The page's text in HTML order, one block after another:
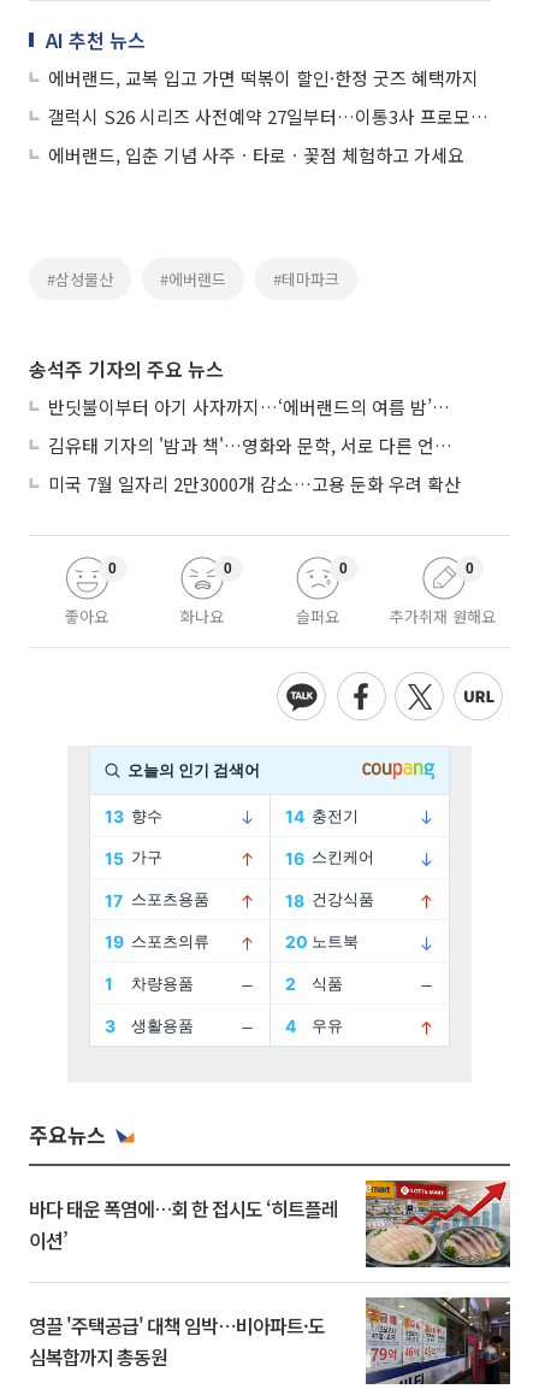
AI 추천 뉴스
에버랜드, 교복 입고 가면 떡볶이 할인·한정 굿즈 혜택까지
갤럭시 S26 시리즈 사전예약 27일부터…이통3사 프로모션 경쟁
에버랜드, 입춘 기념 사주ㆍ타로ㆍ꽃점 체험하고 가세요
#삼성물산 #에버랜드 #테마파크
송석주 기자의 주요 뉴스
반딧불이부터 아기 사자까지…‘에버랜드의 여름 밤’이 기다려지는 이유
김유태 기자의 '밤과 책'…영화와 문학, 서로 다른 언어를 읽다
미국 7월 일자리 2만3000개 감소…고용 둔화 우려 확산
좋아요
0
화나요
0
슬퍼요
0
추가취재 원해요
0
주요뉴스
바다 태운 폭염에…회 한 접시도 ‘히트플레
이션’
영끌 '주택공급' 대책 임박⋯비아파트·도
심복합까지 총동원